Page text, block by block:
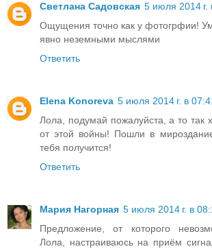
Светлана Садовская 5 июля 2014 г.
Ощущения точно как у фотогрфии!
явно неземными мыслями
Ответить
Elena Konoreva 5 июля 2014 г. в
Лола, подумай пожалуйста, а то так
от этой войны! Пошли в
тебя получится!
Ответить
Мария Нагорная 5 июля 2014 г. в
Предложение, от которого
Лола, настраиваюсь на приём